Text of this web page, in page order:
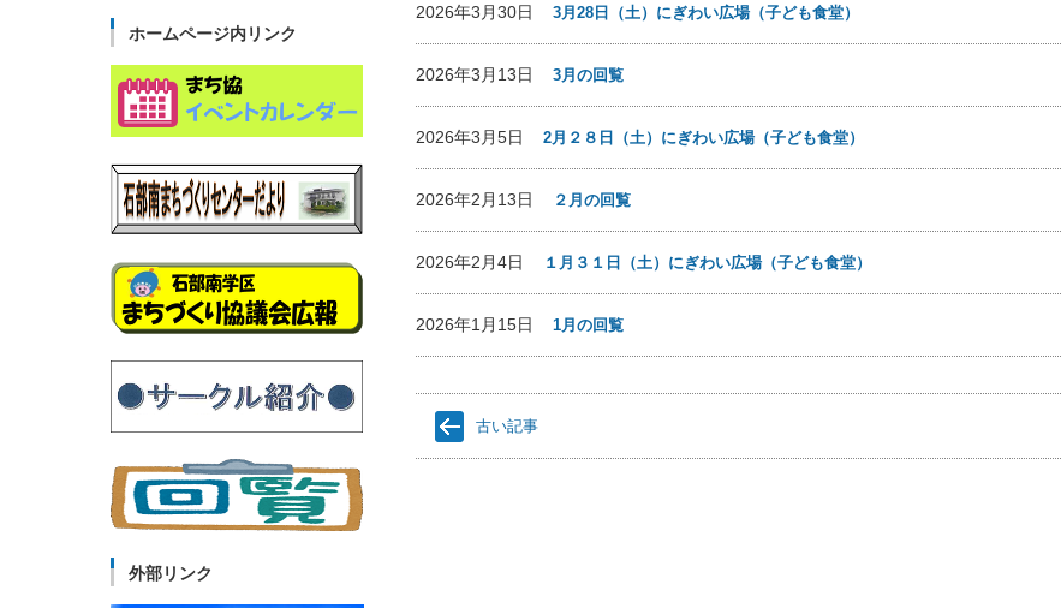
2026年3月30日3月28日（土）にぎわい広場（子ども食堂）
2026年3月13日3月の回覧
2026年3月5日2月２８日（土）にぎわい広場（子ども食堂）
2026年2月13日 ２月の回覧
2026年2月4日 １月３１日（土）にぎわい広場（子ども食堂）
2026年1月15日1月の回覧
古い記事
ホームページ内リンク
外部リンク